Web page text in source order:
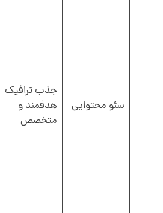
سئو محتوایی
جذب ترافیک
هدفمند و
متخصص